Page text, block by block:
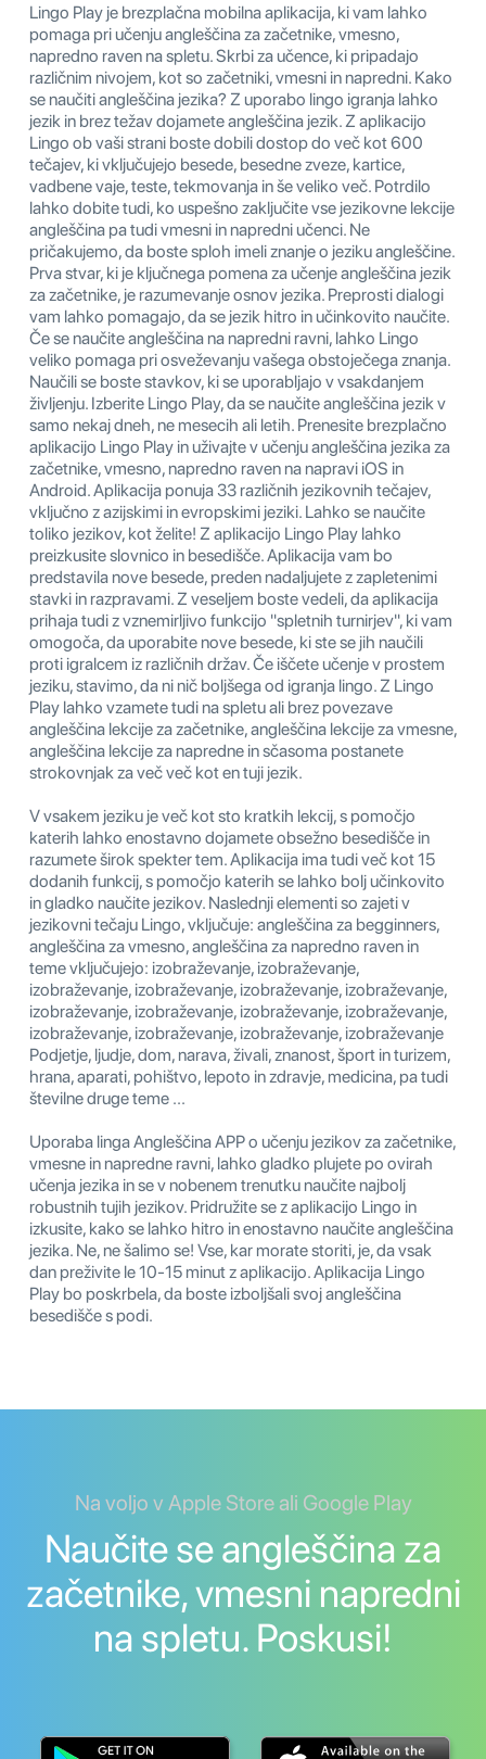
Lingo Play je brezplačna mobilna aplikacija, ki vam lahko
pomaga pri učenju angleščina za začetnike, vmesno,
napredno raven na spletu. Skrbi za učence, ki pripadajo
različnim nivojem, kot so začetniki, vmesni in napredni. Kako
se naučiti angleščina jezika? Z uporabo lingo igranja lahko
jezik in brez težav dojamete angleščina jezik. Z aplikacijo
Lingo ob vaši strani boste dobili dostop do več kot 600
tečajev, ki vključujejo besede, besedne zveze, kartice,
vadbene vaje, teste, tekmovanja in še veliko več. Potrdilo
lahko dobite tudi, ko uspešno zaključite vse jezikovne lekcije
angleščina pa tudi vmesni in napredni učenci. Ne
pričakujemo, da boste sploh imeli znanje o jeziku angleščine.
Prva stvar, ki je ključnega pomena za učenje angleščina jezik
za začetnike, je razumevanje osnov jezika. Preprosti dialogi
vam lahko pomagajo, da se jezik hitro in učinkovito naučite.
Če se naučite angleščina na napredni ravni, lahko Lingo
veliko pomaga pri osveževanju vašega obstoječega znanja.
Naučili se boste stavkov, ki se uporabljajo v vsakdanjem
življenju. Izberite Lingo Play, da se naučite angleščina jezik v
samo nekaj dneh, ne mesecih ali letih. Prenesite brezplačno
aplikacijo Lingo Play in uživajte v učenju angleščina jezika za
začetnike, vmesno, napredno raven na napravi iOS in
Android. Aplikacija ponuja 33 različnih jezikovnih tečajev,
vključno z azijskimi in evropskimi jeziki. Lahko se naučite
toliko jezikov, kot želite! Z aplikacijo Lingo Play lahko
preizkusite slovnico in besedišče. Aplikacija vam bo
predstavila nove besede, preden nadaljujete z zapletenimi
stavki in razpravami. Z veseljem boste vedeli, da aplikacija
prihaja tudi z vznemirljivo funkcijo "spletnih turnirjev", ki vam
omogoča, da uporabite nove besede, ki ste se jih naučili
proti igralcem iz različnih držav. Če iščete učenje v prostem
jeziku, stavimo, da ni nič boljšega od igranja lingo. Z Lingo
Play lahko vzamete tudi na spletu ali brez povezave
angleščina lekcije za začetnike, angleščina lekcije za vmesne,
angleščina lekcije za napredne in sčasoma postanete
strokovnjak za več več kot en tuji jezik.
V vsakem jeziku je več kot sto kratkih lekcij, s pomočjo
katerih lahko enostavno dojamete obsežno besedišče in
razumete širok spekter tem. Aplikacija ima tudi več kot 15
dodanih funkcij, s pomočjo katerih se lahko bolj učinkovito
in gladko naučite jezikov. Naslednji elementi so zajeti v
jezikovni tečaju Lingo, vključuje: angleščina za begginners,
angleščina za vmesno, angleščina za napredno raven in
teme vključujejo: izobraževanje, izobraževanje,
izobraževanje, izobraževanje, izobraževanje, izobraževanje,
izobraževanje, izobraževanje, izobraževanje, izobraževanje,
izobraževanje, izobraževanje, izobraževanje, izobraževanje
Podjetje, ljudje, dom, narava, živali, znanost, šport in turizem,
hrana, aparati, pohištvo, lepoto in zdravje, medicina, pa tudi
številne druge teme ...
Uporaba linga Angleščina APP o učenju jezikov za začetnike,
vmesne in napredne ravni, lahko gladko plujete po ovirah
učenja jezika in se v nobenem trenutku naučite najbolj
robustnih tujih jezikov. Pridružite se z aplikacijo Lingo in
izkusite, kako se lahko hitro in enostavno naučite angleščina
jezika. Ne, ne šalimo se! Vse, kar morate storiti, je, da vsak
dan preživite le 10-15 minut z aplikacijo. Aplikacija Lingo
Play bo poskrbela, da boste izboljšali svoj angleščina
besedišče s podi.
Na voljo v Apple Store ali Google Play
Naučite se angleščina za
začetnike, vmesni napredni
na spletu. Poskusi!